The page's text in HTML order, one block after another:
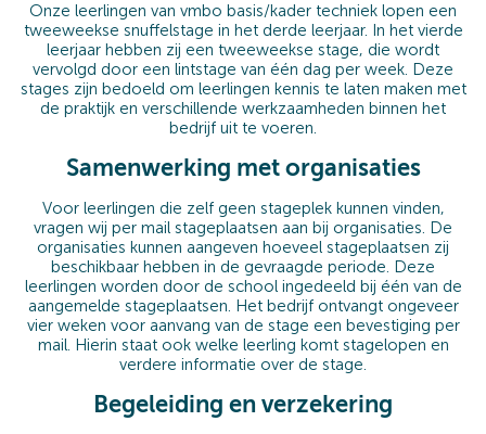
Onze leerlingen van vmbo basis/kader techniek lopen een
tweeweekse snuffelstage in het derde leerjaar. In het vierde
leerjaar hebben zij een tweeweekse stage, die wordt
vervolgd door een lintstage van één dag per week. Deze
stages zijn bedoeld om leerlingen kennis te laten maken met
de praktijk en verschillende werkzaamheden binnen het
bedrijf uit te voeren.
Samenwerking met organisaties
Voor leerlingen die zelf geen stageplek kunnen vinden,
vragen wij per mail stageplaatsen aan bij organisaties. De
organisaties kunnen aangeven hoeveel stageplaatsen zij
beschikbaar hebben in de gevraagde periode. Deze
leerlingen worden door de school ingedeeld bij één van de
aangemelde stageplaatsen. Het bedrijf ontvangt ongeveer
vier weken voor aanvang van de stage een bevestiging per
mail. Hierin staat ook welke leerling komt stagelopen en
verdere informatie over de stage.
Begeleiding en verzekering